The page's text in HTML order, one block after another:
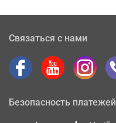
Связаться с нами
Безопасность платежей